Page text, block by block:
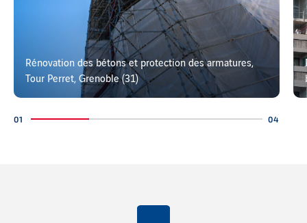
Rénovation des bétons et protection des armatures,
Tour Perret, Grenoble (31)